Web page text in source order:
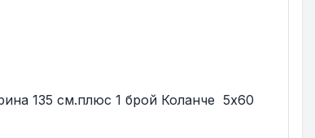
135 см.плюс 1 брой Коланче 5х60